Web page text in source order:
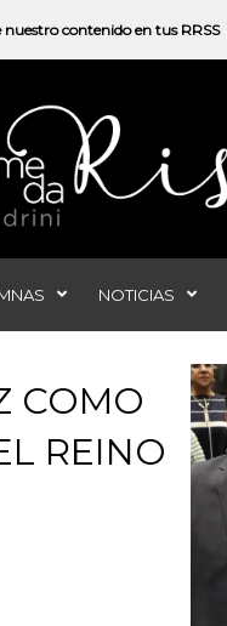
contenido en tus RRSS
NOTICIAS
COMO
REINO